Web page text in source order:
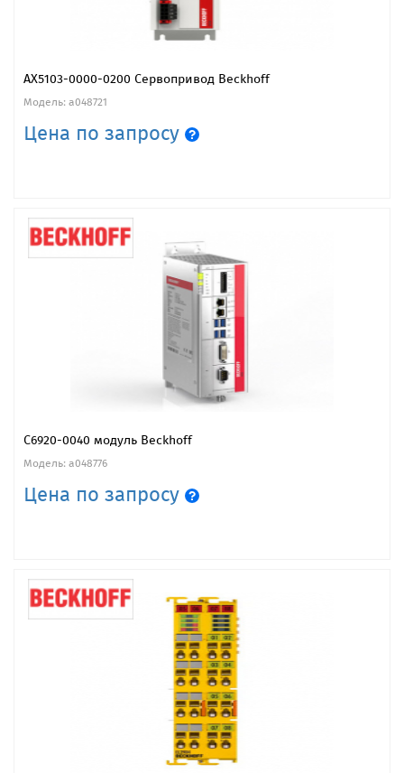
AX5103-0000-0200 Сервопривод Beckhoff
Модель: a048721
Цена по запросу
C6920-0040 модуль Beckhoff
Модель: a048776
Цена по запросу